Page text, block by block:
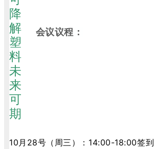
会议议程：
10月28号（周三）：14:00-18:00签到